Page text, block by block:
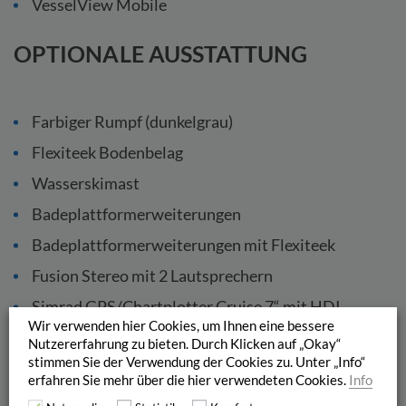
VesselView Mobile
OPTIONALE AUSSTATTUNG
Farbiger Rumpf (dunkelgrau)
Flexiteek Bodenbelag
Wasserskimast
Badeplattformerweiterungen
Badeplattformerweiterungen mit Flexiteek
Fusion Stereo mit 2 Lautsprechern
Simrad GPS/Chartplotter Cruise 7“ mit HDI
Transducer
DAB Radioerweiterungs-Kit mit Antenne
Wir verwenden hier Cookies, um Ihnen eine bessere
Nutzererfahrung zu bieten. Durch Klicken auf „Okay“
stimmen Sie der Verwendung der Cookies zu. Unter „Info“
erfahren Sie mehr über die hier verwendeten Cookies. Info